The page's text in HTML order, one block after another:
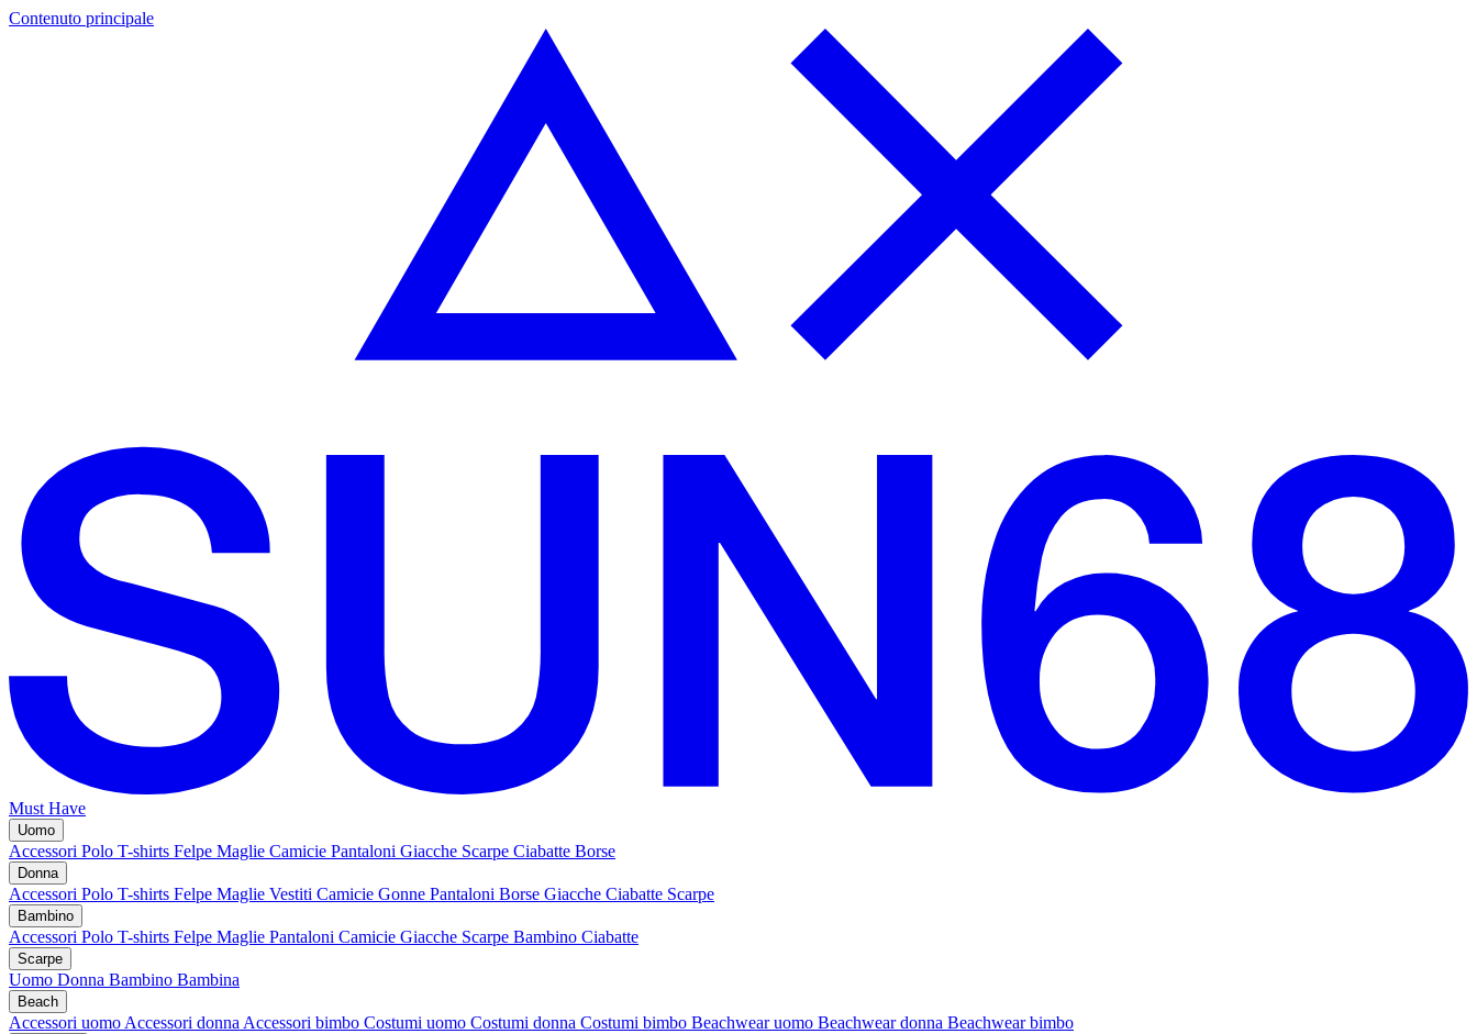
Contenuto principale
Must Have
Uomo
Accessori Polo T-shirts Felpe Maglie Camicie Pantaloni Giacche Scarpe Ciabatte Borse
Donna
Accessori Polo T-shirts Felpe Maglie Vestiti Camicie Gonne Pantaloni Borse Giacche Ciabatte Scarpe
Bambino
Accessori Polo T-shirts Felpe Maglie Pantaloni Camicie Giacche Scarpe Bambino Ciabatte
Scarpe
Uomo Donna Bambino Bambina
Beach
Accessori uomoAccessori donnaAccessori bimbo Costumi uomo Costumi donna Costumi bimbo Beachwear uomo Beachwear donna Beachwear bimbo